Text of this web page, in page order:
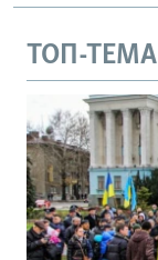
ТОП-ТЕМА